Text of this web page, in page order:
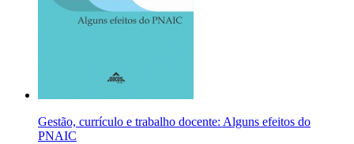
Gestão, currículo e trabalho docente: Alguns efeitos do
PNAIC